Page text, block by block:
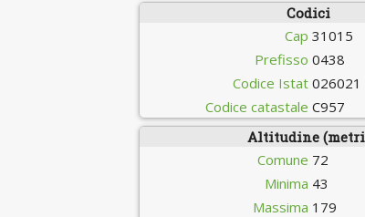
Codici
Cap 31015
Prefisso 0438
Codice Istat 026021
Codice catastale C957
Altitudine
Comune 72
Minima 43
Massima 179